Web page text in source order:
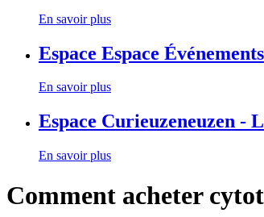
En savoir plus
Espace Espace Événements
En savoir plus
Espace Curieuzeneuzen -
En savoir plus
Comment acheter